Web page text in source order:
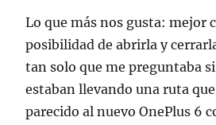
Lo que más nos gusta: mejor
posibilidad de abrirla y
tan solo que me preguntaba
estaban llevando una ruta
parecido al nuevo OnePlus 6